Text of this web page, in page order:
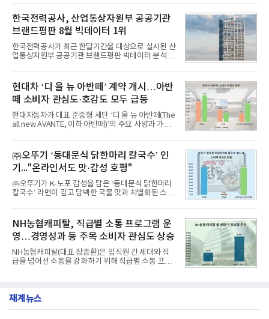
일 한국기업평판연구소(소장 구창환)는 국내 교육서
비스 상장기업 브랜드를 대상으로 지난 7월 7일부터
8월 7일까지 수집된 소비자 빅데이터 10,074,233건
을 분석한 결과, 메가스터디교육이 브랜드평판지수
1,710,926을 기록하며 8월 1위에 올랐다고 밝혔다.
분석에 활용된 빅데이터는 지난 7월(9,491,206건) 대
비 6.14% 증가한 수치로, 교육서비스 상장기업 브랜
디교육, 대교, 디지
한국전력공사, 산업통상자원부 공공기관
브랜드평판 8월 빅데이터 1위
한국전력공사가 최근 한달기간을 대상으로 실시된 산
업통상자원부 공공기관 브랜드평판 빅데이터 분석에
이 순으로 뒤를 이었다.7일 한국기업평판연구소(소장
구창환)는 산업통상자원부 공공기관 41개 브랜드를
대상으로 지난 7월 7일부터 8월 7일까지 수집된 소비
자 빅데이터 91,102,549건을 분석한 결과, 한국전력
공사가 브랜드평판지수 10,670,633을 기록하며 8월
1위에 올랐다고 밝혔다. 분석에 활용된 빅데이터는 지
난 7월(88,893,823건) 대비 2.48% 증가한 수치다.연
수력원자력, 한국석
현대차 ‘디 올 뉴 아반떼’ 계약 개시…아반
떼 소비자 관심도·호감도 모두 급등
현대자동차가 대표 준중형 세단 ‘디 올 뉴 아반떼(The
all new AVANTE, 이하 아반떼)’의 주요 사양과 가격
떼는 6년 만에 선보이는 8세대 완전변경 모델로, ▲정
교한 선과 면을 중심으로 완성한 파격적인 디자인 ▲
과거 중형 세단 수준으로 확대된 차체 제원 ▲글로벌
최고 수준의 안전성 ▲성능과 효율을 동시에 높인 주
행 완성도 ▲첨단 편의 및 디지털 사양 적용 등을 통해
글로벌 준중형 세단의 새로운 기준을 세웠다.아반떼
는 가솔린 2.0과 1.6 하이브리드 두 가지 파워트레인
넘
㈜오뚜기 ‘동대문식 닭한마리 칼국수’ 인
기..."온라인서도 맛·감성 호평"
㈜오뚜기가 K-노포 감성을 담은 ‘동대문식 닭한마리
칼국수’ 라면이 깊고 담백한 국물 맛과 차별화된 스토
혔다.‘동대문식 닭한마리 칼국수’는 예상을 뛰어넘는
소비자 호응에 힘입어 지난 7월 13일 첫 선을 보인 지
단 18일 만에 누적 판매량 50만 개를 돌파하는 성과를
거두었다.이번 신제품은 개발진이 전국의 닭한마리
전문점을 직접 찾아 다니며 최적의 육수 비율을 완성
했다. 자극적이지 않으면서도 깊은 닭육수에 마늘의
개운한 풍미를 더했으며, 국물이 잘 배어들면서도 쫄
서도
NH농협캐피탈, 직급별 소통 프로그램 운
영…경영성과 등 주목 소비자 관심도 상승
NH농협캐피탈(대표 장종환)은 임직원 간 세대와 직
급을 넘어선 소통을 강화하기 위해 직급별 소통 프로
영지원부 홍보팀과 2026년 새로이(e)＊가 공동 주관
재계뉴스